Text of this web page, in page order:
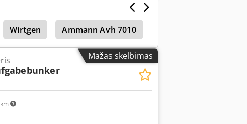
Wirtgen Ammann Avh 7010
Mažas skelbimas